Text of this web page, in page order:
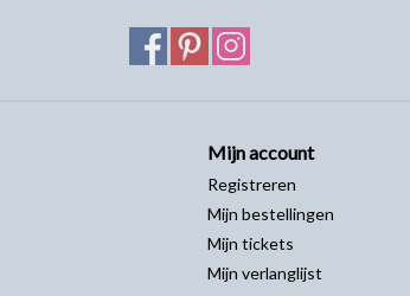
Mijn account
Registreren
Mijn bestellingen
Mijn tickets
Mijn verlanglijst